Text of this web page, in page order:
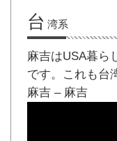
台 湾系
麻吉はUSA暮ら
です。これも台
麻吉 – 麻吉